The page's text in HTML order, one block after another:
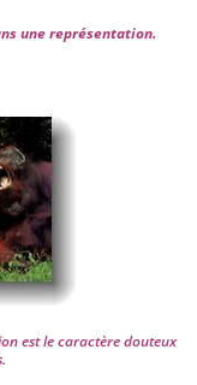
une repré­sen­ta­tion.
est le carac­tère dou­teux